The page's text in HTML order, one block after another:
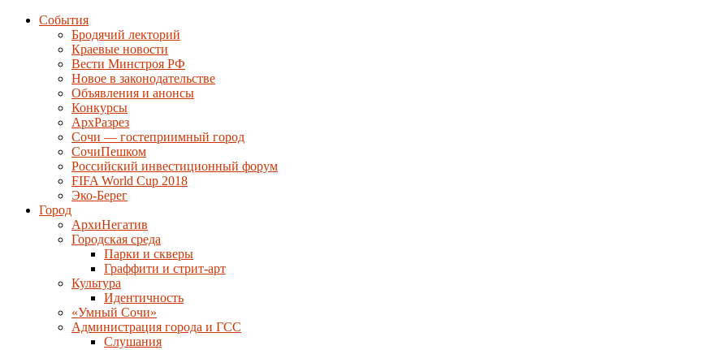
События
Бродячий лекторий
Краевые новости
Вести Минстроя РФ
Новое в законодательстве
Объявления и анонсы
Конкурсы
АрхРазрез
Сочи — гостеприимный город
СочиПешком
Российский инвестиционный форум
FIFA World Cup 2018
Эко-Берег
Город
АрхиНегатив
Городская среда
Парки и скверы
Граффити и стрит-арт
Культура
Идентичность
«Умный Сочи»
Администрация города и ГСС
Слушания